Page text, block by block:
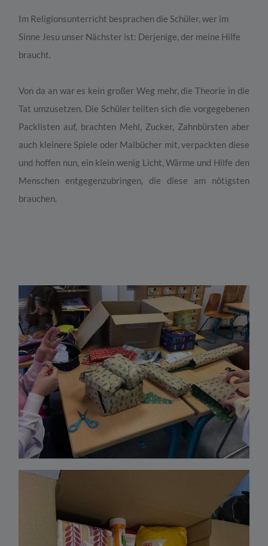
Im Religionsunterricht besprachen die Schüler, wer im
Sinne Jesu unser Nächster ist: Derjenige, der meine Hilfe
braucht.
Von da an war es kein großer Weg mehr, die Theorie in die
Tat umzusetzen. Die Schüler teilten sich die vorgegebenen
Packlisten auf, brachten Mehl, Zucker, Zahnbürsten aber
auch kleinere Spiele oder Malbücher mit, verpackten diese
und hoffen nun, ein klein wenig Licht, Wärme und Hilfe den
Menschen entgegenzubringen, die diese am nötigsten
brauchen.